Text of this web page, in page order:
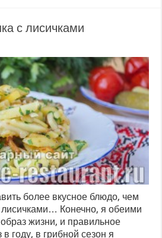
с лисичками
более вкусное блюдо, чем
Конечно, я обеими
жизни, и правильное
году, в грибной сезон я